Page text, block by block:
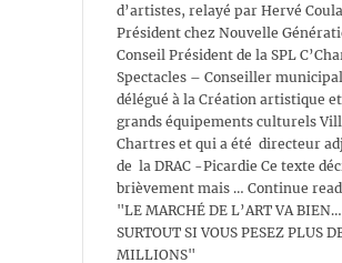
d’artistes, relayé par Hervé
Président chez Nouvelle
Conseil Président de la SPL
Spectacles – Conseiller municipal
délégué à la Création artistique
grands équipements culturels
Chartres et qui a été directeur
de la DRAC -Picardie Ce texte
brièvement mais … Continue
"LE MARCHÉ DE L’ART VA BIEN…
SURTOUT SI VOUS PESEZ PLUS
MILLIONS"